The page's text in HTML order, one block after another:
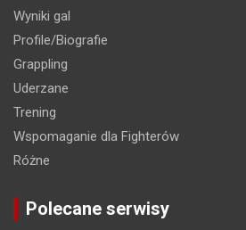
Wyniki gal
Profile/Biografie
Grappling
Uderzane
Trening
Wspomaganie dla Fighterów
Różne
Polecane serwisy